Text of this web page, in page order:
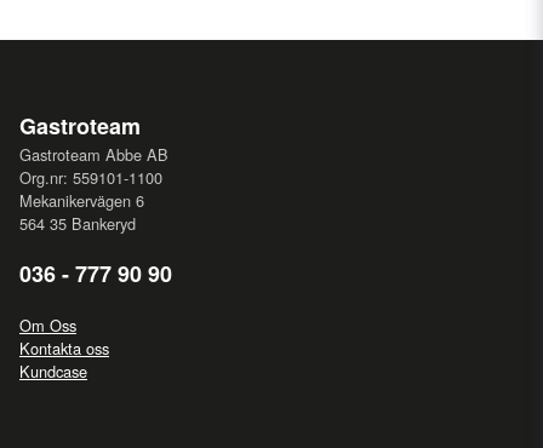
Gastroteam
Gastroteam Abbe AB
Org.nr: 559101-1100
Mekanikervägen 6
564 35 Bankeryd
036 - 777 90 90
Om Oss
Kontakta oss
Kundcase